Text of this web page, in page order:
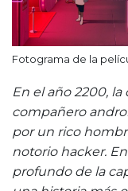
Fotograma de la
En el año 2200,
compañero
por un rico
notorio hacker.
profundo de la